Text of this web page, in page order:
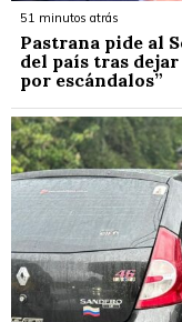
51 minutos atrás
Pastrana pide al
del país tras
por escándalos”